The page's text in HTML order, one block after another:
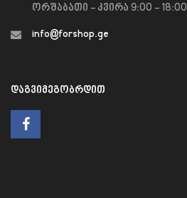
ორშაბათი - კვირა 9:00 - 18:00
info@forshop.ge
ᲓᲐᲒᲕᲘᲛᲔᲒᲝᲑᲠᲓᲘᲗ